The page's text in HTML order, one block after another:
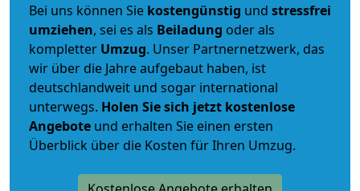
Bei uns können Sie kostengünstig und stressfrei
umziehen, sei es als Beiladung oder als
kompletter Umzug. Unser Partnernetzwerk, das
wir über die Jahre aufgebaut haben, ist
deutschlandweit und sogar international
unterwegs. Holen Sie sich jetzt kostenlose
Angebote und erhalten Sie einen ersten
Überblick über die Kosten für Ihren Umzug.